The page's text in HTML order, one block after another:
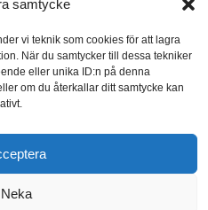
samtycke
vi teknik som cookies för att lagra
När du samtycker till dessa tekniker
eller unika ID:n på denna
om du återkallar ditt samtycke kan
Neka